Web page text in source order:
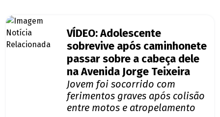
VÍDEO: Adolescente
sobrevive após caminhonete
passar sobre a cabeça dele
na Avenida Jorge Teixeira
Jovem foi socorrido com
ferimentos graves após colisão
entre motos e atropelamento